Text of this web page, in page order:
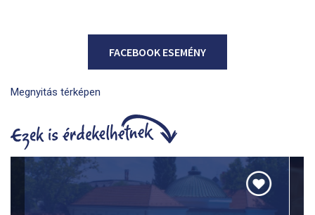
FACEBOOK ESEMÉNY
Megnyitás térképen